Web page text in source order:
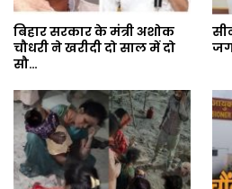
बिहार सरकार के मंत्री अशोक
चौधरी ने खरीदी दो साल में दो
सौ…